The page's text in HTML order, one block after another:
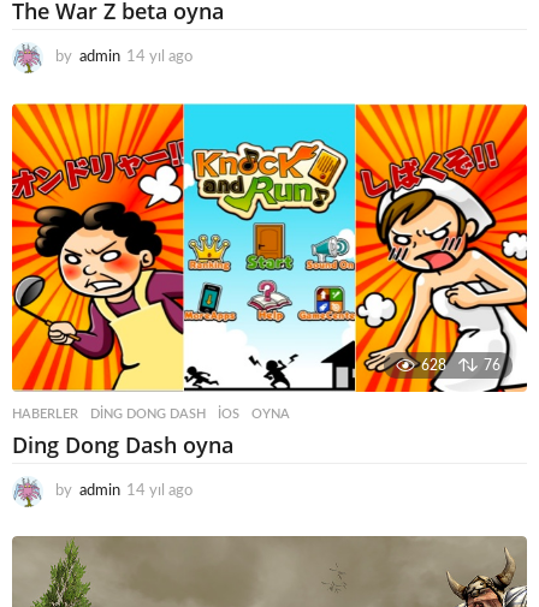
The War Z beta oyna
by admin 14 yıl ago
y
l
a
g
628 76
HABERLER DING DONG DASH IOS ,OYNA
Ding Dong Dash oyna
by admin 14 yıl ago
y